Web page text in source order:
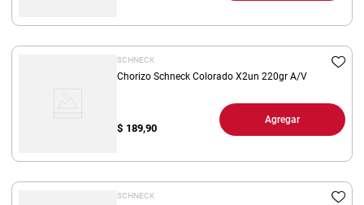
SCHNECK
Chorizo Schneck Colorado X2un 220gr A/V
$ 189,90
Agregar
SCHNECK